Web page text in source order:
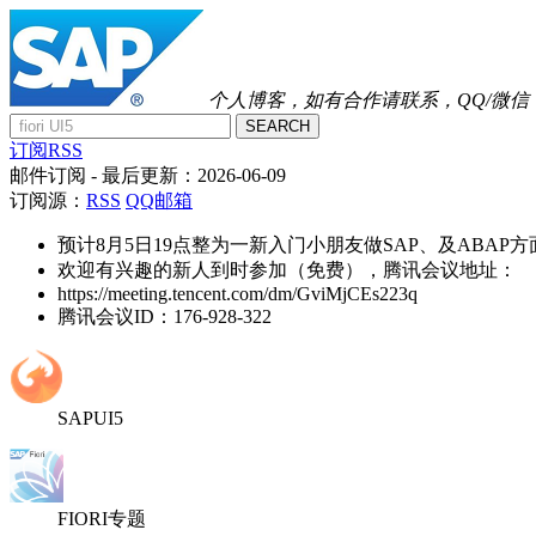
个人博客，如有合作请联系，QQ/微信
SEARCH
订阅RSS
邮件订阅 - 最后更新： 2026-06-09
订阅源： RSS QQ邮箱
预计8月5日19点整为一新入门小朋友做SAP、及ABAP方
欢迎有兴趣的新人到时参加（免费），腾讯会议地址：
https://meeting.tencent.com/dm/GviMjCEs223q
腾讯会议ID：176-928-322
SAPUI5
FIORI专题